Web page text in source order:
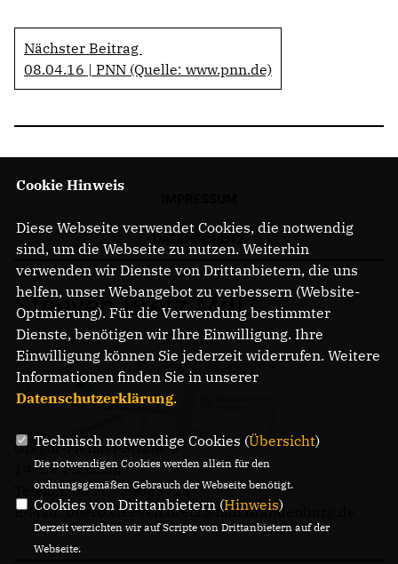
Nächster Beitrag
08.04.16 | PNN (Quelle: www.pnn.de)
Steeven Bretz MdL
Gregor-Mendel-Straße 3
14469 Potsdam
Telefon: 0331 - 20085713
E-Mail: buero.steeven.bretz@mdl.brandenburg.de
Cookie Hinweis
Diese Webseite verwendet Cookies, die notwendig
sind, um die Webseite zu nutzen. Weiterhin
verwenden wir Dienste von Drittanbietern, die uns
helfen, unser Webangebot zu verbessern (Website-
Optmierung). Für die Verwendung bestimmter
Dienste, benötigen wir Ihre Einwilligung. Ihre
Einwilligung können Sie jederzeit widerrufen. Weitere
Informationen finden Sie in unserer
Datenschutzerklärung.
Technisch notwendige Cookies (Übersicht)
Die notwendigen Cookies werden allein für den
ordnungsgemäßen Gebrauch der Webseite benötigt.
Cookies von Drittanbietern (Hinweis)
Derzeit verzichten wir auf Scripte von Drittanbietern auf der
Webseite.